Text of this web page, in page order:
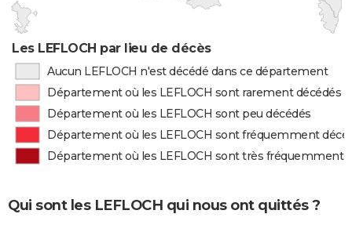
Les LEFLOCH par lieu de décès
Aucun LEFLOCH n'est décédé dans ce département
Département où les LEFLOCH sont rarement décédés
Département où les LEFLOCH sont peu décédés
Département où les LEFLOCH sont fréquemment
Département où les LEFLOCH sont très fréquemment
Qui sont les LEFLOCH qui nous ont quittés ?